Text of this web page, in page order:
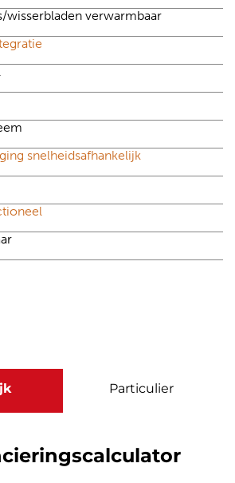
wisserbladen verwarmbaar
snelheidsafhankelijk